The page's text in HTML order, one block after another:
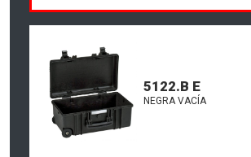
5122.B E
NEGRA VACÍA